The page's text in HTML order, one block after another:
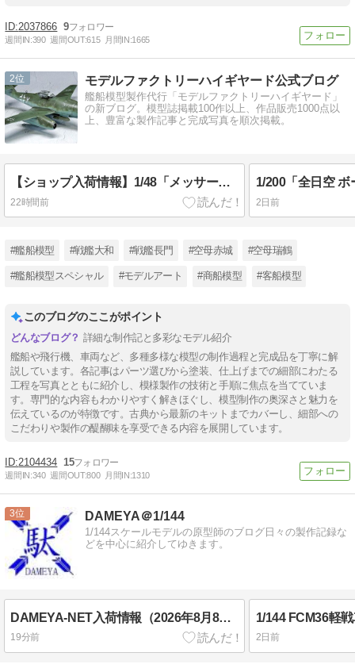
2037866 9
週間IN:390 週間OUT:615 月間IN:1665
2 モデルファクトリーハイギヤード公式ブログ
艦船模型製作代行「モデルファクトリーハイギヤード」
の新ブログ。模型誌掲載100作以上、作品販売1000点以
上、豊富な製作記事と完成写真を順次掲載。
【ショップ入荷情報】1/48「メッサーシュミットMe262 A-2a」完成品
22時間前 2日前
#艦船模型 #戦艦大和 #戦艦長門 #空母赤城 #空母瑞鶴
#艦船模型スペシャル #モデルアート #商船模型 #客船模型
このブログのここがポイント
詳細な制作記と多彩なモデル紹介
艦船や飛行機、車両など、多種多様な模型の制作過程と完成品を丁寧に解
説しています。各記事はパーツ選びから塗装、仕上げまでの細部にわたる
工程を写真とともに紹介し、模様製作の技術と手順に焦点を当てていま
す。専門的な内容もわかりやすく解きほぐし、模型制作の奥深さと魅力を
伝えているのが特徴です。古典から最新のキットまでカバーし、細部への
こだわりや製作の醍醐味を享受できる内容を展開しています。
2104434 15
週間IN:340 週間OUT:800 月間IN:1310
3 DAMEYA＠1/144
1/144スケールモデルの原型師のブログ日々の製作記録な
どを中心に紹介してゆきます。
DAMEYA-NET入荷情報（2026年8月8日）
19分前
1/144 FCM36軽
2日前